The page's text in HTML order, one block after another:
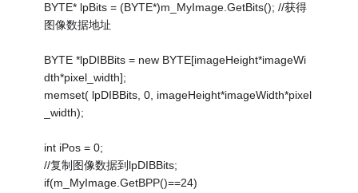
BYTE* lpBits = (BYTE*)m_MyImage.GetBits(); //获得
图像数据地址
BYTE *lpDIBBits = new BYTE[imageHeight*imageWi
dth*pixel_width];
memset( lpDIBBits, 0, imageHeight*imageWidth*pixel
_width);
int iPos = 0;
//复制图像数据到lpDIBBits;
if(m_MyImage.GetBPP()==24)